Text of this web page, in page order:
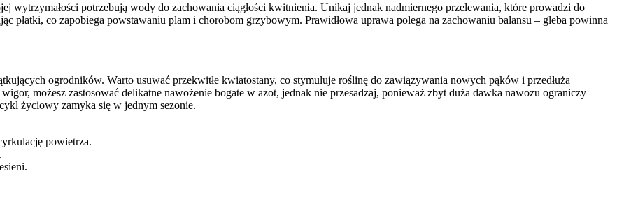
wytrzymałości potrzebują wody do zachowania ciągłości kwitnienia. Unikaj jednak nadmiernego przelewania, które prowadzi do
płatki, co zapobiega powstawaniu plam i chorobom grzybowym. Prawidłowa uprawa polega na zachowaniu balansu – gleba powinna
ogrodników. Warto usuwać przekwitłe kwiatostany, co stymuluje roślinę do zawiązywania nowych pąków i przedłuża
możesz zastosować delikatne nawożenie bogate w azot, jednak nie przesadzaj, ponieważ zbyt duża dawka nawozu ograniczy
życiowy zamyka się w jednym sezonie.
powietrza.